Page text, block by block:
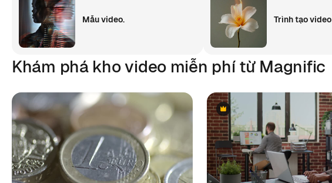
Mẫu video. Trình tạo video
Khám phá kho video miễn phí từ Magnific
Premium
Premium